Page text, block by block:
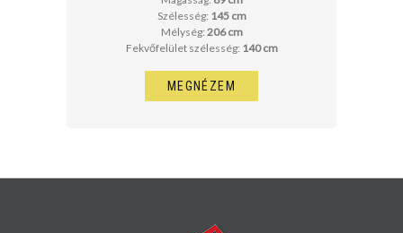
Szélesség: 145 cm
Mélység: 206 cm
Fekvőfelület szélesség: 140 cm
MEGNÉZEM